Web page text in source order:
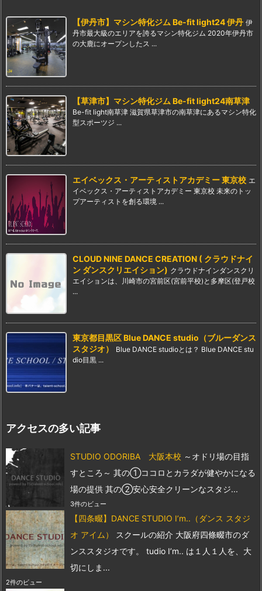
【伊丹市】マシン特化ジム Be-fit light24 伊丹 伊
丹市最大級のエリアを誇るマシン特化ジム 2020年伊丹市
の大鹿にオープンしたス ...
【草津市】マシン特化ジム Be-fit light24南草津
Be-fit light南草津 滋賀県草津市の南草津にあるマシン特化
型スポーツジ ...
エイベックス・アーティストアカデミー 東京校 エ
イベックス・アーティストアカデミー 東京校 未来のトッ
プアーティストを創る環境 ...
CLOUD NINE DANCE CREATION ( クラウドナイ
ン ダンスクリエイション) クラウドナインダンスクリ
エイションは、川崎市の宮前区(宮前平校)と多摩区(登戸校
...
東京都目黒区 Blue DANCE studio（ブルーダンス
スタジオ）
Blue DANCE studioとは？ Blue DANCE stu
dio目黒 ...
アクセスの多い記事
STUDIO ODORIBA 大阪本校 ～オドリ場の目指
すところ～ 其の①ココロとカラダが健やかになる
場の提供 其の②安心安全クリーンなスタジ...
3件のビュー
【四条畷】DANCE STUDIO I’m..（ダンス スタジ
オ アイム）
スクールの紹介 大阪府四條畷市のダ
ンススタジオです。 tudio I’m.. は１人１人を、大
切にしま...
2件のビュー